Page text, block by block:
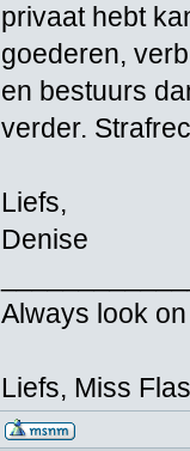
privaat hebt
goederen,
en bestuurs
verder.
Liefs,
Denise
Always look
Liefs, Miss